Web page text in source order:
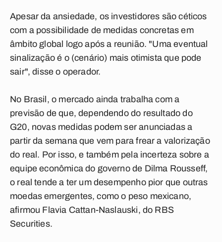
Apesar da ansiedade, os investidores são céticos
com a possibilidade de medidas concretas em
âmbito global logo após a reunião. "Uma eventual
sinalização é o (cenário) mais otimista que pode
sair", disse o operador.
No Brasil, o mercado ainda trabalha com a
previsão de que, dependendo do resultado do
G20, novas medidas podem ser anunciadas a
partir da semana que vem para frear a valorização
do real. Por isso, e também pela incerteza sobre a
equipe econômica do governo de Dilma Rousseff,
o real tende a ter um desempenho pior que outras
moedas emergentes, como o peso mexicano,
afirmou Flavia Cattan-Naslauski, do RBS
Securities.